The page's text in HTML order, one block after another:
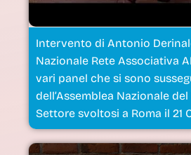
Intervento di Antonio
Nazionale Rete Associativa
vari panel che si sono
dell’Assemblea Nazionale
Settore svoltosi a Roma il 21